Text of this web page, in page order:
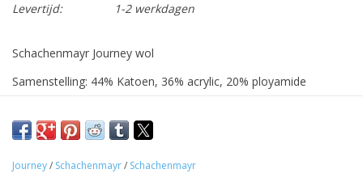
Levertijd:
1-2 werkdagen
Schachenmayr Journey wol
Samenstelling: 44% Katoen, 36% acrylic, 20% ployamide
Breinaalden: 6 - 7
90 m
Voor een sjaal heb je ca. 200g (4 bollen) nodig, een muts ca.
Journey/ Schachenmayr/ Schachenmayr